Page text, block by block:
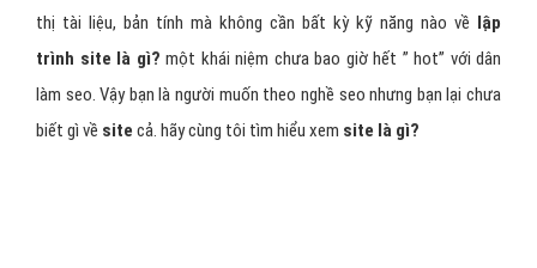
thị tài liệu, bản tính mà không cần bất kỳ kỹ năng nào về lập
trình site là gì? một khái niệm chưa bao giờ hết ” hot” với dân
làm seo. Vậy bạn là người muốn theo nghề seo nhưng bạn lại chưa
biết gì về site cả. hãy cùng tôi tìm hiểu xem site là gì?